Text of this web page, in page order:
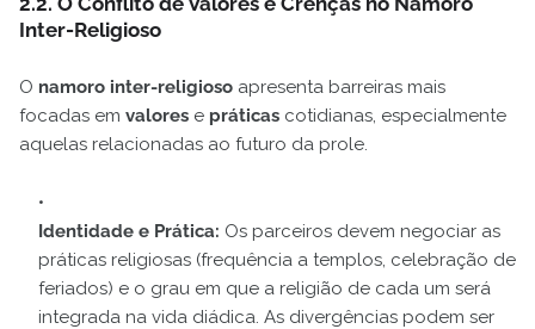
Inter-Religioso
O namoro inter-religioso apresenta barreiras mais
focadas em valores e práticas cotidianas, especialmente
aquelas relacionadas ao futuro da prole.
Identidade e Prática: Os parceiros devem negociar as
práticas religiosas (frequência a templos, celebração de
feriados) e o grau em que a religião de cada um será
integrada na vida diádica. As divergências podem ser